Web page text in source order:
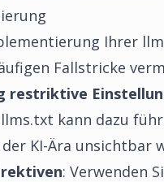
Ihrer
Fallstricke
restriktive
kann dazu
KI-Ära unsichtbar
: Verwenden